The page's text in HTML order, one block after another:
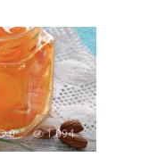
0 1 094